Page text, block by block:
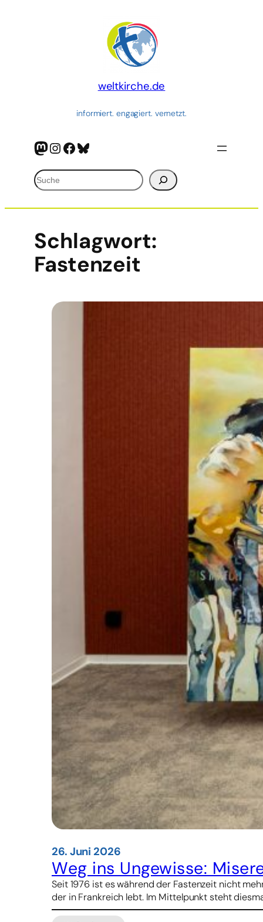
weltkirche.de
informiert. engagiert. vernetzt.
Mastodon
Instagram
Facebook
Bluesky
Suchen
Schlagwort:
Fastenzeit
26. Juni 2026
Weg ins Ungewisse:
Seit 1976 ist es während der Fastenzeit nicht
der in Frankreich lebt. Im Mittelpunkt steht